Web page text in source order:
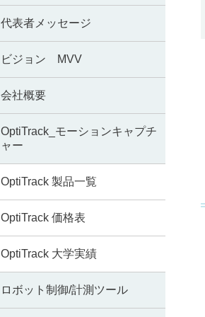
代表者メッセージ
ビジョン MVV
会社概要
OptiTrack_モーションキャプチ
ャー
OptiTrack 製品一覧
OptiTrack 価格表
OptiTrack 大学実績
ロボット制御/計測ツール